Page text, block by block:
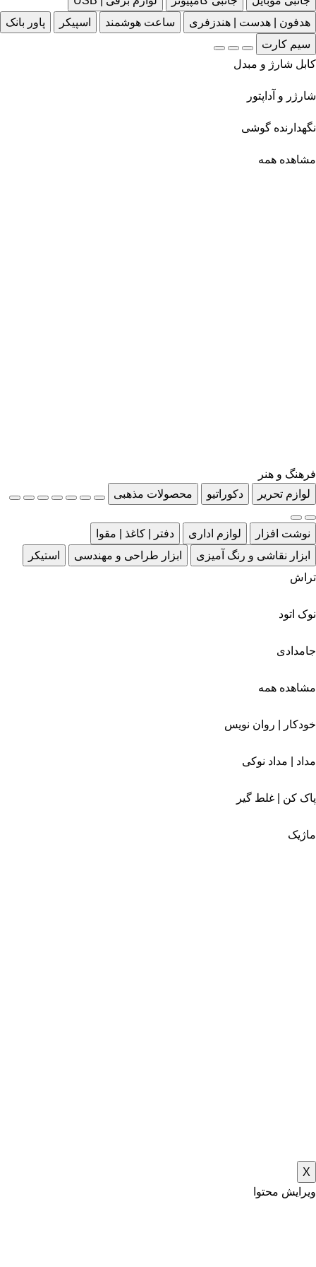
هدفون | هدست | هندزفری
ساعت هوشمند اسپیکر
پاور بانک
سیم کارت
کابل شارژ و مبدل
شارژر و آداپتور
نگهدارنده گوشی
مشاهده همه
فرهنگ و هنر
لوازم تحریر
دکوراتیو محصولات مذهبی
نوشت افزار لوازم اداری
دفتر | کاغذ | مقوا
ابزار نقاشی و رنگ آمیزی
ابزار طراحی و مهندسی
استیکر
تراش
نوک اتود
جامدادی
مشاهده همه
خودکار | روان نویس
مداد | مداد نوکی
پاک کن | غلط گیر
ماژیک
X
ویرایش محتوا